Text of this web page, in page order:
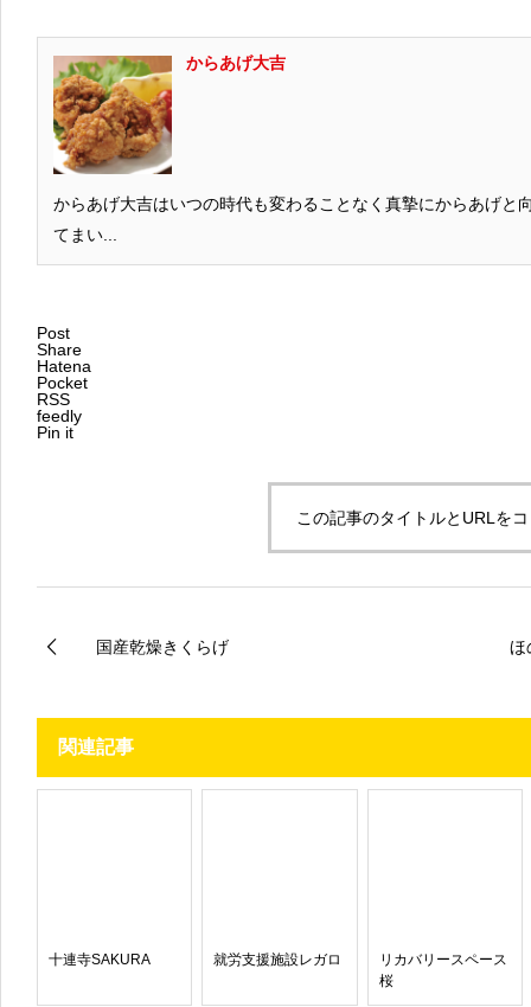
からあげ大吉
からあげ大吉はいつの時代も変わることなく真摯にからあげと
てまい...
Post
Share
Hatena
Pocket
RSS
feedly
Pin it
この記事のタイトルとURLを
国産乾燥きくらげ ほ
関連記事
十連寺SAKURA 就労支援施設レガロ
リカバリースペース
桜